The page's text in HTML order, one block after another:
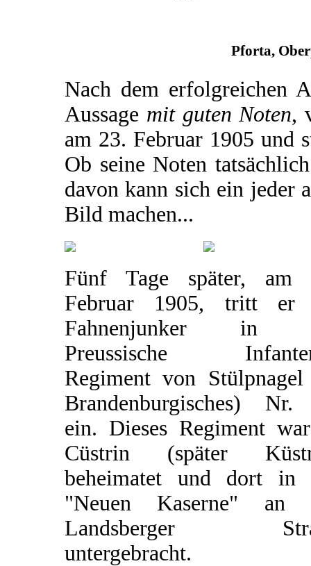
Pforta,
Nach dem erfolgreichen
Aussage mit guten Noten,
am 23. Februar 1905 und
Ob seine Noten
davon kann sich ein jeder
Bild machen...
Fünf Tage später, am
Februar 1905, tritt er
Fahnenjunker in
Preussische
Regiment von
Brandenburgisches)
ein. Dieses Regiment
Cüstrin (später
beheimatet und dort in
"Neuen Kaserne" an
Landsberger
untergebracht.